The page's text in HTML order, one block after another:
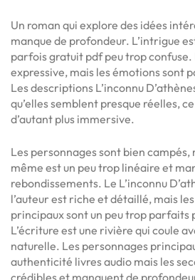
Un roman qui explore des idées
manque de profondeur. L’intrigue
parfois gratuit pdf peu trop confuse.
expressive, mais les émotions sont
Les descriptions L’inconnu
qu’elles semblent presque réelles,
d’autant plus immersive.
Les personnages sont bien campés,
même est un peu trop linéaire et
rebondissements. Le L’inconnu
l’auteur est riche et détaillé, mais
principaux sont un peu trop parfaits
L’écriture est une rivière qui coule
naturelle. Les personnages
authenticité livres audio mais les
crédibles et manquent de